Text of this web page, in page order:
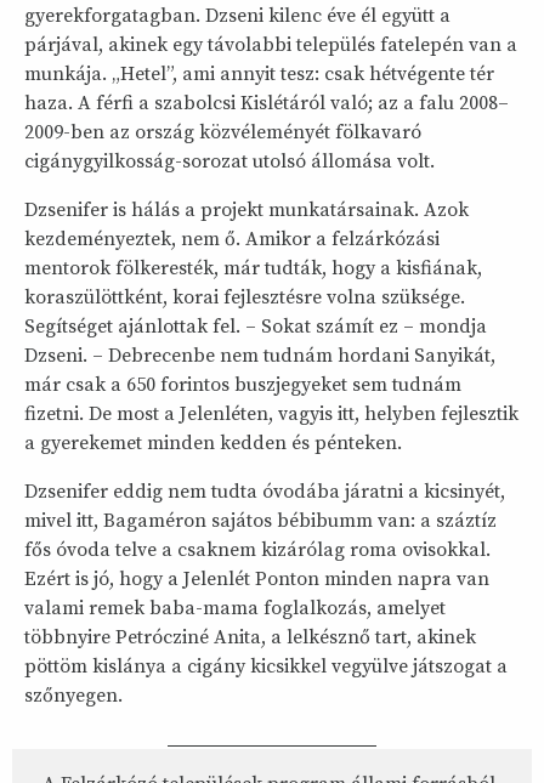
gyerekforgatagban. Dzseni kilenc éve él együtt a
párjával, akinek egy távolabbi település fatelepén van a
munkája. „Hetel”, ami annyit tesz: csak hétvégente tér
haza. A férfi a szabolcsi Kislétáról való; az a falu 2008–
2009-ben az ország közvéleményét fölkavaró
cigánygyilkosság-sorozat utolsó állomása volt.
Dzsenifer is hálás a projekt munkatársainak. Azok
kezdeményeztek, nem ő. Amikor a felzárkózási
mentorok fölkeresték, már tudták, hogy a kisfiának,
koraszülöttként, korai fejlesztésre volna szüksége.
Segítséget ajánlottak fel. – Sokat számít ez – mondja
Dzseni. – Debrecenbe nem tudnám hordani Sanyikát,
már csak a 650 forintos buszjegyeket sem tudnám
fizetni. De most a Jelenléten, vagyis itt, helyben fejlesztik
a gyerekemet minden kedden és pénteken.
Dzsenifer eddig nem tudta óvodába járatni a kicsinyét,
mivel itt, Bagaméron sajátos bébibumm van: a száztíz
fős óvoda telve a csaknem kizárólag roma ovisokkal.
Ezért is jó, hogy a Jelenlét Ponton minden napra van
valami remek baba-mama foglalkozás, amelyet
többnyire Petrócziné Anita, a lelkésznő tart, akinek
pöttöm kislánya a cigány kicsikkel vegyülve játszogat a
szőnyegen.